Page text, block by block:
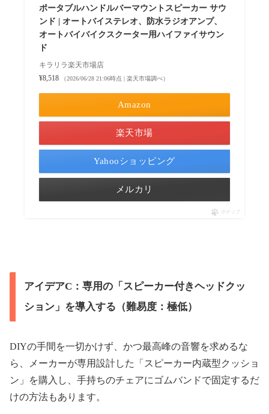
ポータブルハンドルバーマウントスピーカー サウ
ンド | オートバイステレオ、防水ラジオアンプ、
オートバイバイクスクーター用ハイファイサウン
ド
キラリラ楽天市場店
¥8,518
（2026/06/28 21:06時点 | 楽天市場調べ）
Amazon
楽天市場
Yahooショッピング
メルカリ
ポチップ
アイデアC：専用の「スピーカー付きヘッドクッ
ション」を導入する（難易度：極低）
DIYの手間を一切かけず、かつ最高峰の音響を求めるな
ら、メーカーが専用設計した「スピーカー内蔵型クッショ
ン」を購入し、手持ちのチェアにゴムバンドで固定するだ
けの方法もあります。